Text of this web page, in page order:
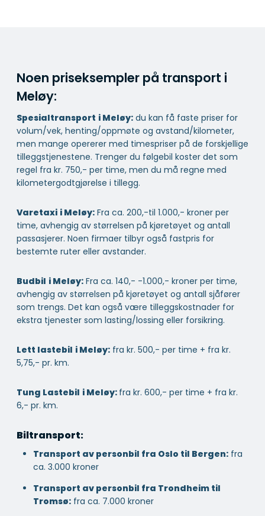
Noen priseksempler på transport i
Meløy:
Spesialtransport i Meløy: du kan få faste priser for
volum/vek, henting/oppmøte og avstand/kilometer,
men mange opererer med timespriser på de forskjellige
tilleggstjenestene. Trenger du følgebil koster det som
regel fra kr. 750,- per time, men du må regne med
kilometergodtgjørelse i tillegg.
Varetaxi i Meløy: Fra ca. 200,-til 1.000,- kroner per
time, avhengig av størrelsen på kjøretøyet og antall
passasjerer. Noen firmaer tilbyr også fastpris for
bestemte ruter eller avstander.
Budbil i Meløy: Fra ca. 140,- -1.000,- kroner per time,
avhengig av størrelsen på kjøretøyet og antall sjåfører
som trengs. Det kan også være tilleggskostnader for
ekstra tjenester som lasting/lossing eller forsikring.
Lett lastebil i Meløy: fra kr. 500,- per time + fra kr.
5,75,- pr. km.
Tung Lastebil i Meløy: fra kr. 600,- per time + fra kr.
6,- pr. km.
Biltransport:
Transport av personbil fra Oslo til Bergen: fra
ca. 3.000 kroner
Transport av personbil fra Trondheim til
Tromsø: fra ca. 7.000 kroner